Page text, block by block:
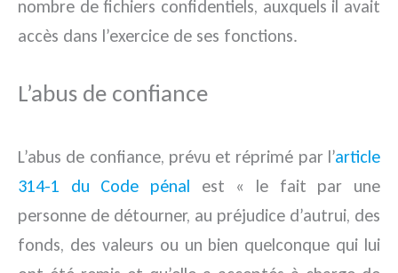
nombre de fichiers confidentiels, auxquels il avait
accès dans l’exercice de ses fonctions.
L’abus de confiance
L’abus de confiance, prévu et réprimé par l’article
314-1 du Code pénal est « le fait par une
personne de détourner, au préjudice d’autrui, des
fonds, des valeurs ou un bien quelconque qui lui